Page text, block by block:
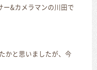
ー&カメラマンの川田で
かと思いましたが、今